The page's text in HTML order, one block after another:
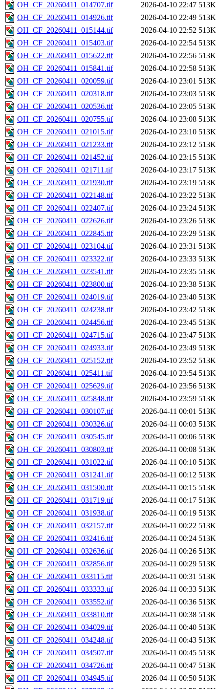
OH_CF_20260411_014707.tif
2026-04-10 22:47 513K
OH_CF_20260411_014926.tif
2026-04-10 22:49 513K
OH_CF_20260411_015144.tif
2026-04-10 22:52 513K
OH_CF_20260411_015403.tif
2026-04-10 22:54 513K
OH_CF_20260411_015622.tif
2026-04-10 22:56 513K
OH_CF_20260411_015841.tif
2026-04-10 22:58 513K
OH_CF_20260411_020059.tif
2026-04-10 23:01 513K
OH_CF_20260411_020318.tif
2026-04-10 23:03 513K
OH_CF_20260411_020536.tif
2026-04-10 23:05 513K
OH_CF_20260411_020755.tif
2026-04-10 23:08 513K
OH_CF_20260411_021015.tif
2026-04-10 23:10 513K
OH_CF_20260411_021233.tif
2026-04-10 23:12 513K
OH_CF_20260411_021452.tif
2026-04-10 23:15 513K
OH_CF_20260411_021711.tif
2026-04-10 23:17 513K
OH_CF_20260411_021930.tif
2026-04-10 23:19 513K
OH_CF_20260411_022148.tif
2026-04-10 23:22 513K
OH_CF_20260411_022407.tif
2026-04-10 23:24 513K
OH_CF_20260411_022626.tif
2026-04-10 23:26 513K
OH_CF_20260411_022845.tif
2026-04-10 23:29 513K
OH_CF_20260411_023104.tif
2026-04-10 23:31 513K
OH_CF_20260411_023322.tif
2026-04-10 23:33 513K
OH_CF_20260411_023541.tif
2026-04-10 23:35 513K
OH_CF_20260411_023800.tif
2026-04-10 23:38 513K
OH_CF_20260411_024019.tif
2026-04-10 23:40 513K
OH_CF_20260411_024238.tif
2026-04-10 23:42 513K
OH_CF_20260411_024456.tif
2026-04-10 23:45 513K
OH_CF_20260411_024715.tif
2026-04-10 23:47 513K
OH_CF_20260411_024933.tif
2026-04-10 23:49 513K
OH_CF_20260411_025152.tif
2026-04-10 23:52 513K
OH_CF_20260411_025411.tif
2026-04-10 23:54 513K
OH_CF_20260411_025629.tif
2026-04-10 23:56 513K
OH_CF_20260411_025848.tif
2026-04-10 23:59 513K
OH_CF_20260411_030107.tif
2026-04-11 00:01 513K
OH_CF_20260411_030326.tif
2026-04-11 00:03 513K
OH_CF_20260411_030545.tif
2026-04-11 00:06 513K
OH_CF_20260411_030803.tif
2026-04-11 00:08 513K
OH_CF_20260411_031022.tif
2026-04-11 00:10 513K
OH_CF_20260411_031241.tif
2026-04-11 00:12 513K
OH_CF_20260411_031500.tif
2026-04-11 00:15 513K
OH_CF_20260411_031719.tif
2026-04-11 00:17 513K
OH_CF_20260411_031938.tif
2026-04-11 00:19 513K
OH_CF_20260411_032157.tif
2026-04-11 00:22 513K
OH_CF_20260411_032416.tif
2026-04-11 00:24 513K
OH_CF_20260411_032636.tif
2026-04-11 00:26 513K
OH_CF_20260411_032856.tif
2026-04-11 00:29 513K
OH_CF_20260411_033115.tif
2026-04-11 00:31 513K
OH_CF_20260411_033333.tif
2026-04-11 00:33 513K
OH_CF_20260411_033552.tif
2026-04-11 00:36 513K
OH_CF_20260411_033810.tif
2026-04-11 00:38 513K
OH_CF_20260411_034029.tif
2026-04-11 00:40 513K
OH_CF_20260411_034248.tif
2026-04-11 00:43 513K
OH_CF_20260411_034507.tif
2026-04-11 00:45 513K
OH_CF_20260411_034726.tif
2026-04-11 00:47 513K
OH_CF_20260411_034945.tif
2026-04-11 00:50 513K